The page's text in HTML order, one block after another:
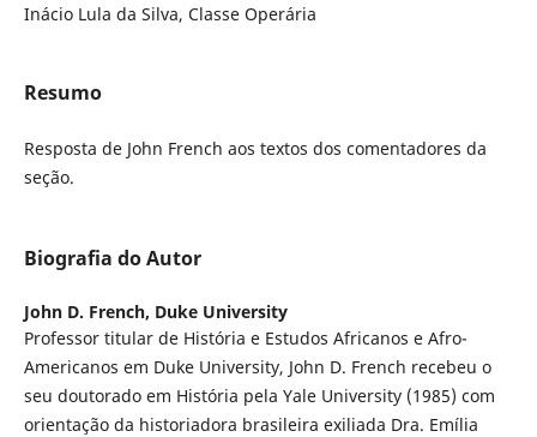
Inácio Lula da Silva, Classe Operária
Resumo
Resposta de John French aos textos dos comentadores da
seção.
Biografia do Autor
John D. French, Duke University
Professor titular de História e Estudos Africanos e Afro-
Americanos em Duke University, John D. French recebeu o
seu doutorado em História pela Yale University (1985) com
orientação da historiadora brasileira exiliada Dra. Emília